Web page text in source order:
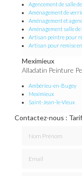
Agencement de salle
Aménagement de
Aménagement et
Aménagement salle de
Artisan peintre pour
Artisan pour remise
Meximieux
Alladatin Peinture
Ambérieu-en-Bugey
Meximieux
Saint-Jean-le-Vieux
Contactez-nous :